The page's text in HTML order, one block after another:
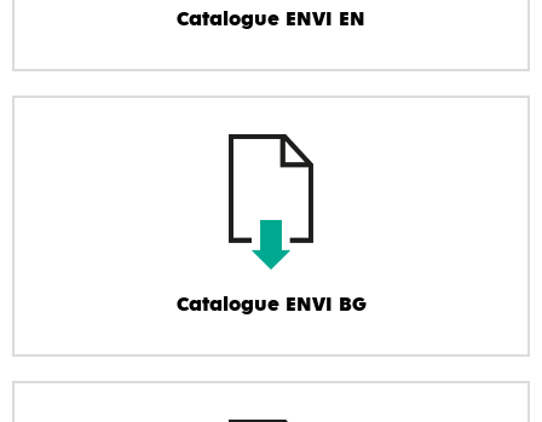
Catalogue ENVI EN
Catalogue ENVI BG